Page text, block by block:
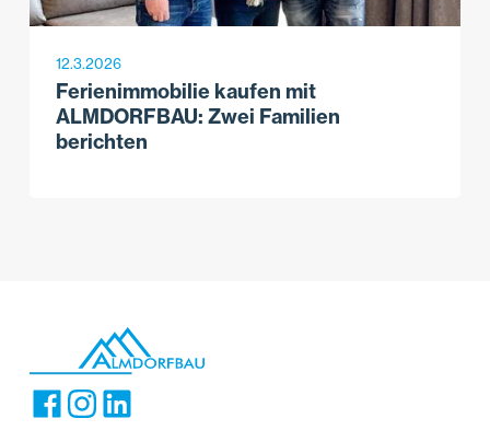
12.3.2026
Ferienimmobilie kaufen mit
ALMDORFBAU: Zwei Familien
berichten